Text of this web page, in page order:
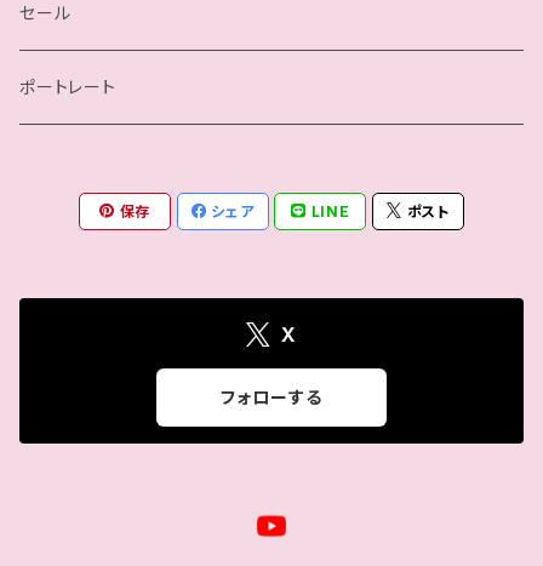
沙也加
瀬戸ノノカ
谷綿ヒヨリ
帯広さやか
セール
ポートレート
保存 シェア LINE ポスト
X
フォローする